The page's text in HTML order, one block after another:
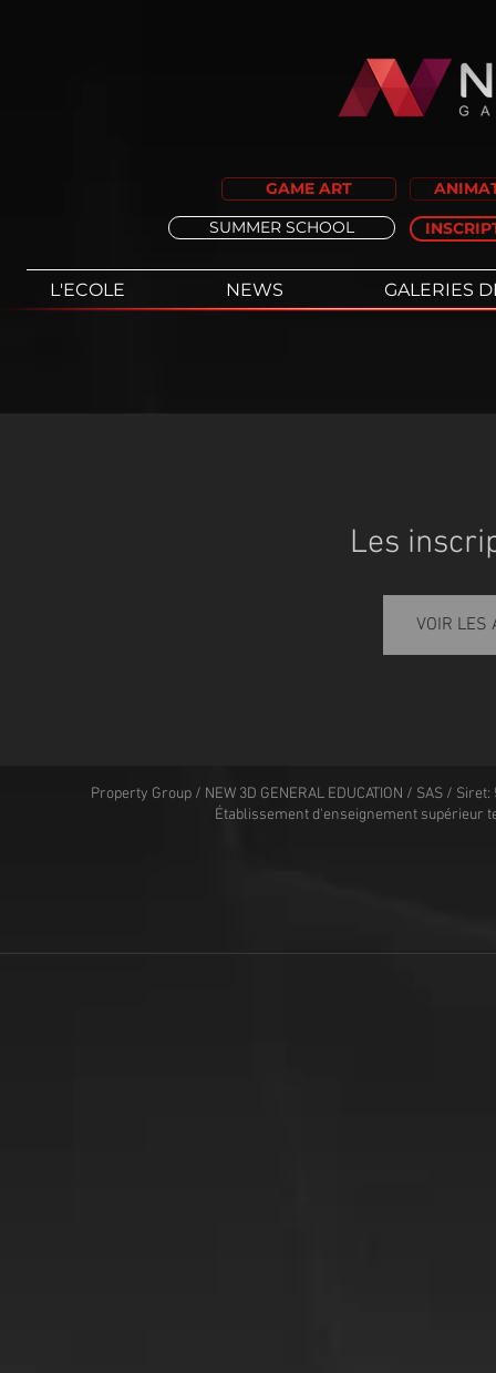
GAME ART
SUMMER SCHOOL
L'ECOLE NEWS GALERIES
Les
VOIR LES
Property Group / NEW 3D GENERAL EDUCATION / SAS /
Établissement d'enseignement supérieur